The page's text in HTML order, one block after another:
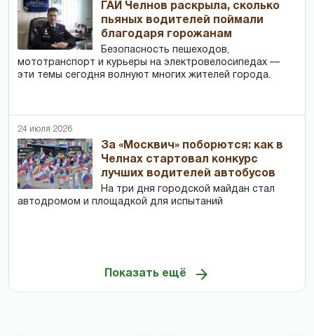
ГАИ Челнов раскрыла, сколько
пьяных водителей поймали
благодаря горожанам
Безопасность пешеходов,
мототранспорт и курьеры на электровелосипедах —
эти темы сегодня волнуют многих жителей города.
24 июля 2026
За «Москвич» поборются: как в
Челнах стартовал конкурс
лучших водителей автобусов
На три дня городской майдан стал
автодромом и площадкой для испытаний
Показать ещё